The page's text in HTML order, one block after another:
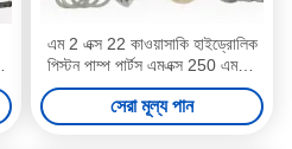
এম 2 এক্স 22 কাওয়াসাকি হাইড্রোলিক
পিস্টন পাম্প পার্টস এমএক্স 250 এমএক্স
500 এমএক্স 530 উপলব্ধ
সেরা মূল্য পান